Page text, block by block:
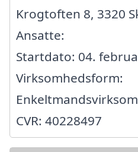
Krogtoften 8, 3320
Ansatte:
Startdato: 04.
Virksomhedsform:
CVR: 40228497